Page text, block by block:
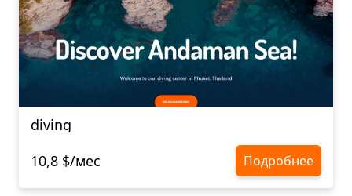
diving
10,8 $/мес
Подробнее